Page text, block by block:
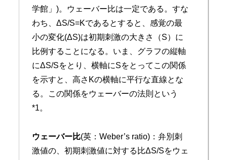
学館」)。ウェーバー比は一定である。すな
わち、ΔS/S=Kであるとすると、感覚の最
小の変化(ΔS)は初期刺激の大きさ（S）に
比例することになる。いま、グラフの縦軸
にΔS/Sをとり、横軸にSをとってこの関係
を示すと、高さKの横軸に平行な直線とな
る。この関係をウェーバーの法則という
*1。
ウェーバー比(英：Weber’s ratio)：弁別刺
激値の、初期刺激値に対する比ΔS/Sをウェ